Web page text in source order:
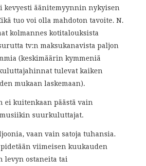
kevyesti äänitemyynnin nykyisen
tuo voi olla mahdoton tavoite. N.
kolmannes kotitalouksista
tv:n maksukanavista paljon
(keskimäärin kymmeniä
tulevat kaiken
mukaan laskemaan).
ei kuitenkaan päästä vain
suurkuluttajat.
vaan vain satoja tuhansia.
viimeisen kuukauden
levyn ostaneita tai